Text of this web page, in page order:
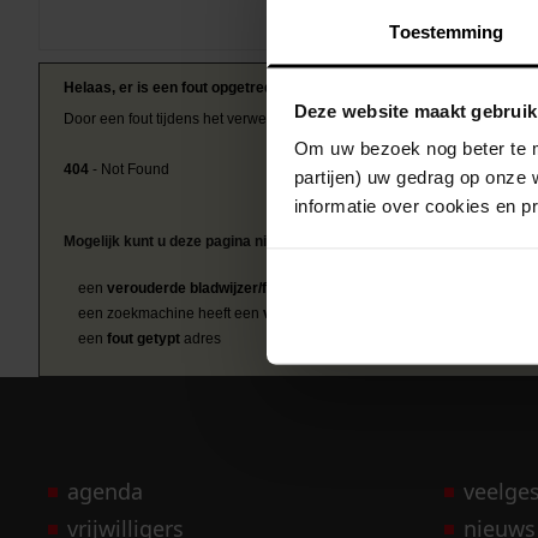
Toestemming
Deze website maakt
Om uw bezoek nog beter te
partijen) uw gedrag op
informatie over cookies en
Helaas, er is een fout opgetreden
Door een fout tijdens het verwerken van deze pagina is het niet mogelijk
404 - Not Found
Mogelijk kunt u deze pagina niet bezoeken door:
een verouderde bladwijzer/favoriet
een zoekmachine heeft een verouderde lijst van de website
een fout getypt adres
agenda
vrijwilligers
nieuws